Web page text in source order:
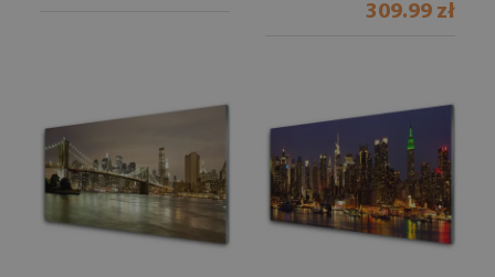
309.99 zł